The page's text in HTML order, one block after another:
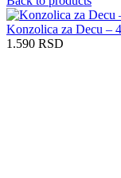
Konzolica za Decu –
1.590 RSD